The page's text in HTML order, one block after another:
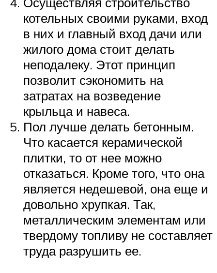
котельных своими руками, вход
в них и главный вход дачи или
жилого дома стоит делать
неподалеку. Этот принцип
позволит сэкономить на
затратах на возведение
крыльца и навеса.
Пол лучше делать бетонным.
Что касается керамической
плитки, то от нее можно
отказаться. Кроме того, что она
является недешевой, она еще и
довольно хрупкая. Так,
металлическим элементам или
твердому топливу не составляет
труда разрушить ее.